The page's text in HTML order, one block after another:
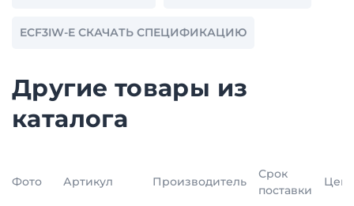
ECF3IW-E СКАЧАТЬ СПЕЦИФИКАЦИЮ
Другие товары из
каталога
Фото Артикул Производитель
Срок
поставки
Цена